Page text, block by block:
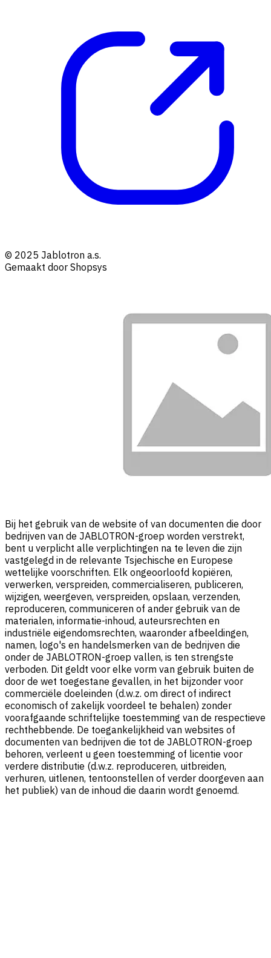
© 2025 Jablotron a.s.
Gemaakt door Shopsys
Bij het gebruik van de website of van documenten die door
bedrijven van de JABLOTRON-groep worden verstrekt,
bent u verplicht alle verplichtingen na te leven die zijn
vastgelegd in de relevante Tsjechische en Europese
wettelijke voorschriften. Elk ongeoorloofd kopiëren,
verwerken, verspreiden, commercialiseren, publiceren,
wijzigen, weergeven, verspreiden, opslaan, verzenden,
reproduceren, communiceren of ander gebruik van de
materialen, informatie-inhoud, auteursrechten en
industriële eigendomsrechten, waaronder afbeeldingen,
namen, logo's en handelsmerken van de bedrijven die
onder de JABLOTRON-groep vallen, is ten strengste
verboden. Dit geldt voor elke vorm van gebruik buiten de
door de wet toegestane gevallen, in het bijzonder voor
commerciële doeleinden (d.w.z. om direct of indirect
economisch of zakelijk voordeel te behalen) zonder
voorafgaande schriftelijke toestemming van de respectieve
rechthebbende. De toegankelijkheid van websites of
documenten van bedrijven die tot de JABLOTRON-groep
behoren, verleent u geen toestemming of licentie voor
verdere distributie (d.w.z. reproduceren, uitbreiden,
verhuren, uitlenen, tentoonstellen of verder doorgeven aan
het publiek) van de inhoud die daarin wordt genoemd.